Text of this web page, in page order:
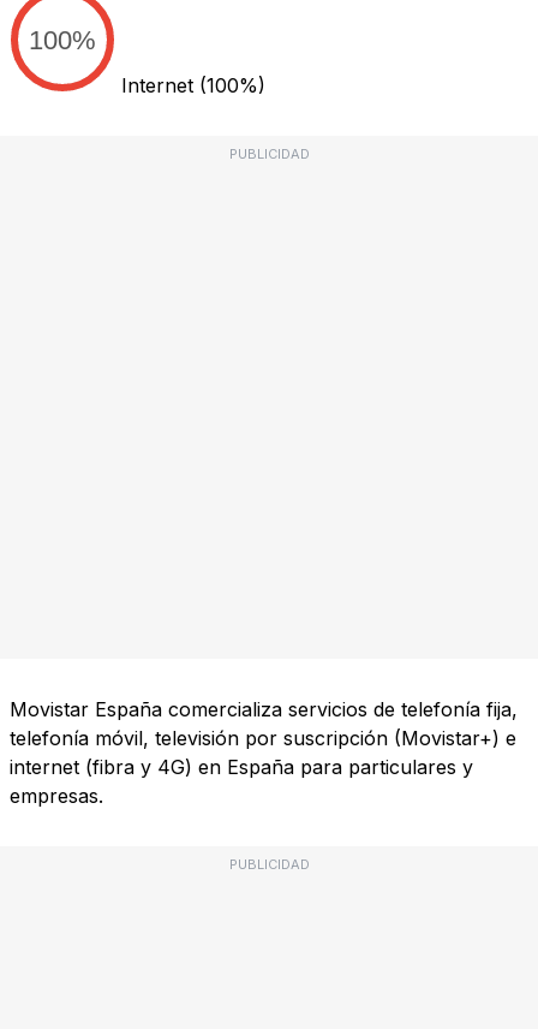
100%
Internet (100%)
PUBLICIDAD
Movistar España comercializa servicios de telefonía fija,
telefonía móvil, televisión por suscripción (Movistar+) e
internet (fibra y 4G) en España para particulares y
empresas.
PUBLICIDAD